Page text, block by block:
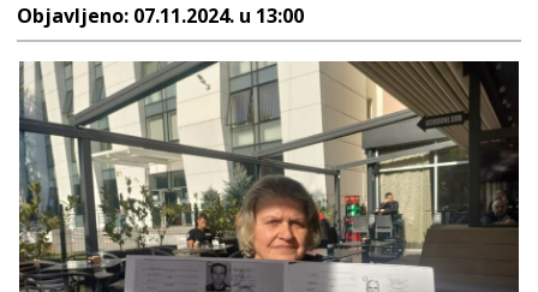
Objavljeno: 07.11.2024. u 13:00